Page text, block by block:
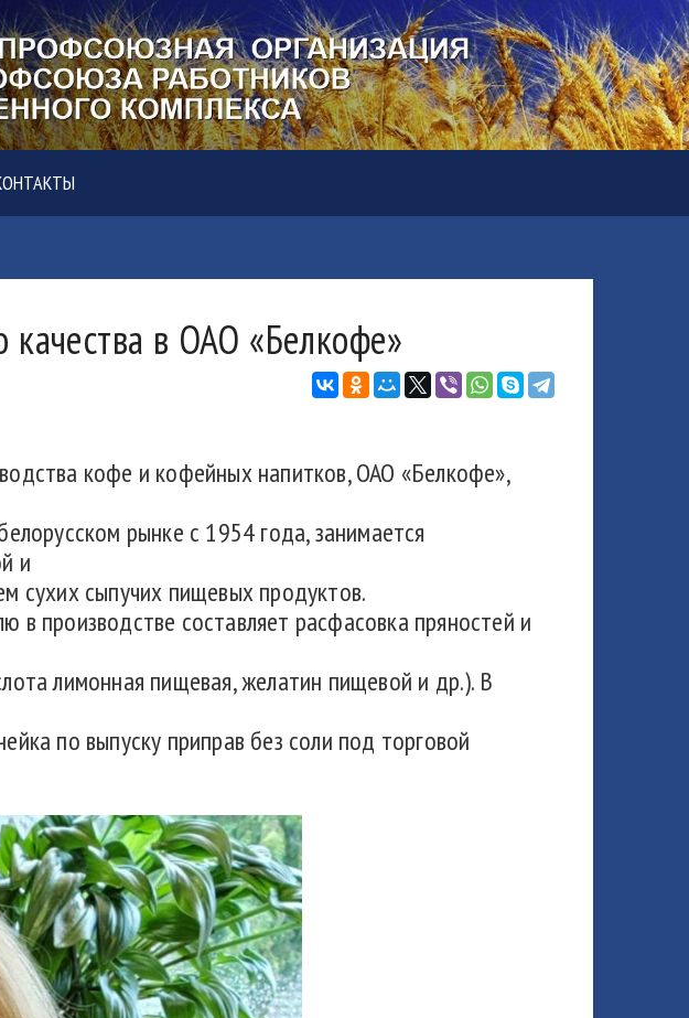
качества в ОАО «Белкофе»
кофе и кофейных напитков, ОАО «Белкофе»,
рынке с 1954 года, занимается
и
сухих сыпучих пищевых продуктов.
в производстве составляет расфасовка пряностей и
лимонная пищевая, желатин пищевой и др.). В
по выпуску приправ без соли под торговой